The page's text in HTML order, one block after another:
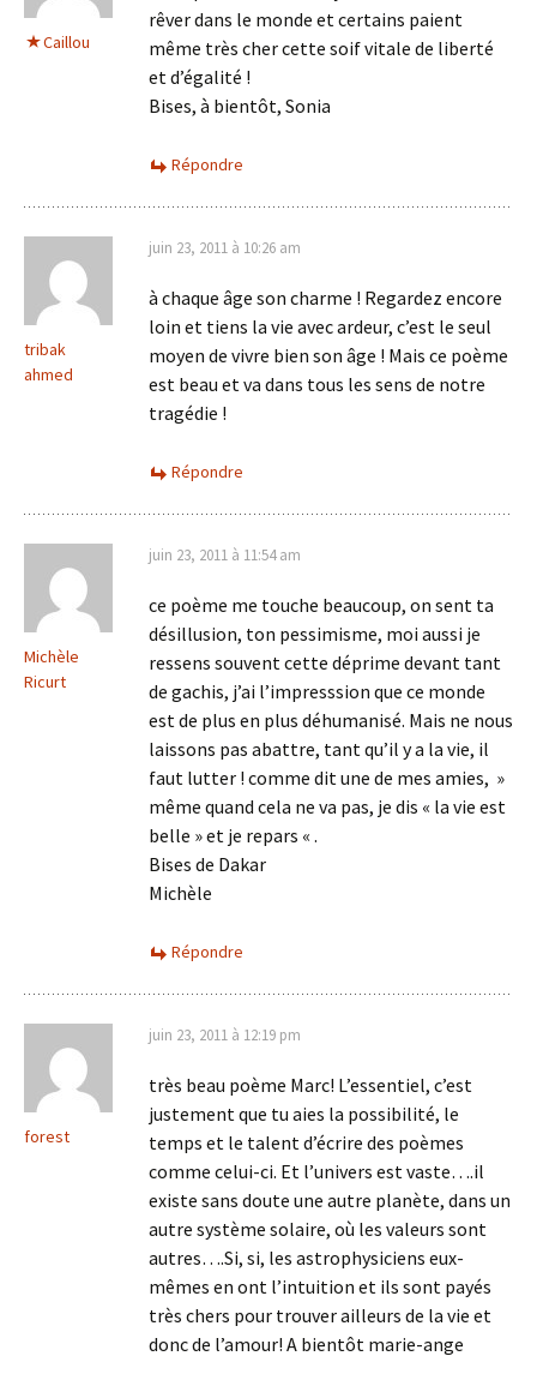
Caillou
rêver dans le monde et certains paient
même très cher cette soif vitale de liberté
et d’égalité !
Bises, à bientôt, Sonia
Répondre
tribak
ahmed
juin 23, 2011 à 10:26 am
à chaque âge son charme ! Regardez encore
loin et tiens la vie avec ardeur, c’est le seul
moyen de vivre bien son âge ! Mais ce poème
est beau et va dans tous les sens de notre
tragédie !
Répondre
Michèle
Ricurt
juin 23, 2011 à 11:54 am
ce poème me touche beaucoup, on sent ta
désillusion, ton pessimisme, moi aussi je
ressens souvent cette déprime devant tant
de gachis, j’ai l’impresssion que ce monde
est de plus en plus déhumanisé. Mais ne nous
laissons pas abattre, tant qu’il y a la vie, il
faut lutter ! comme dit une de mes amies, »
même quand cela ne va pas, je dis « la vie est
belle » et je repars « .
Bises de Dakar
Michèle
Répondre
forest
juin 23, 2011 à 12:19 pm
très beau poème Marc! L’essentiel, c’est
justement que tu aies la possibilité, le
temps et le talent d’écrire des poèmes
comme celui-ci. Et l’univers est vaste….il
existe sans doute une autre planète, dans un
autre système solaire, où les valeurs sont
autres….Si, si, les astrophysiciens eux-
mêmes en ont l’intuition et ils sont payés
très chers pour trouver ailleurs de la vie et
donc de l’amour! A bientôt marie-ange